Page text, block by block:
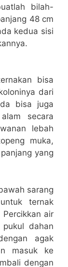
bilah-
48 cm
kedua sisi
bisa
dari
bisa juga
secara
lebah
muka,
yang
sarang
ternak
air
dahan
agak
masuk ke
dengan